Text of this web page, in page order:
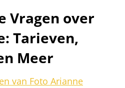
Vragen over
Tarieven,
Meer
van Foto Arianne